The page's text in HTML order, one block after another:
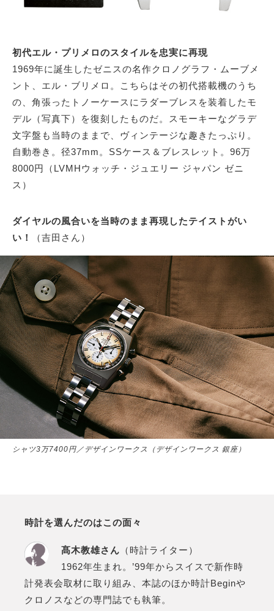
初代エル・プリメロのスタイルを忠実に再現
1969年に誕生したゼニスの名作クロノグラフ・ムーブメ
ント、エル・ブリメロ。こちらはその初代搭載機のうち
の、角張ったトノーケースにラダーブレスを装着したモ
デル（写真下）を復刻したものだ。スモーキーなグラデ
文字盤も当時のままで、ヴィンテージな趣きたっぷり。
自動巻き。径37mm。SSケース＆ブレスレット。96万
8000円（LVMHウォッチ・ジュエリー ジャパン ゼニ
ス）
ダイヤルの風合いを当時のまま再現したテイストがい
い！
（吉田さん）
シャツ3万7400円／デザインワークス（デザインワークス 銀座）
時計を選んだのはこの面々
髙木教雄さん （時計ライター）
1962年生まれ。’99年からスイスで新作時
計発表会取材に取り組み、本誌のほか時計Beginや
クロノスなどの専門誌でも執筆。